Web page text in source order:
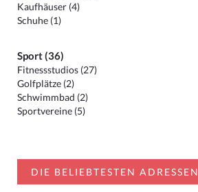
Kaufhäuser (4)
Schuhe (1)
Sport (36)
Fitnessstudios (27)
Golfplätze (2)
Schwimmbad (2)
Sportvereine (5)
DIE BELIEBTESTEN ADRESSEN